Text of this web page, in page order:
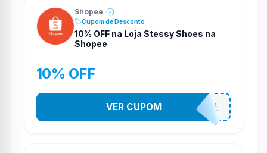
Shopee
Cupom de Desconto
10% OFF na Loja Stessy Shoes na
Shopee
10% OFF
STES2541
VER CUPOM